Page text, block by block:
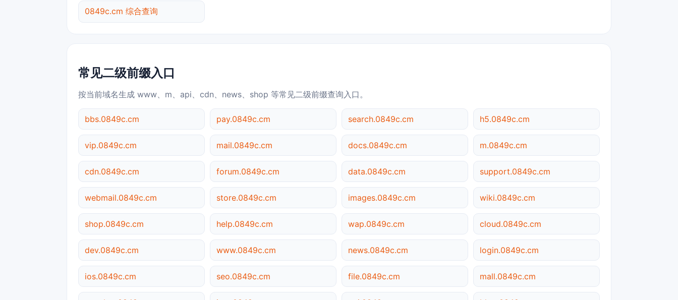
0849c.cm 综合查询
常见二级前缀入口
按当前域名生成 www、m、api、cdn、news、shop 等常见二级前缀查询入口。
bbs.0849c.cm pay.0849c.cm search.0849c.cm h5.0849c.cm
vip.0849c.cm mail.0849c.cm docs.0849c.cm m.0849c.cm
cdn.0849c.cm forum.0849c.cm data.0849c.cm support.0849c.cm
webmail.0849c.cm store.0849c.cm images.0849c.cm wiki.0849c.cm
shop.0849c.cm help.0849c.cm wap.0849c.cm cloud.0849c.cm
dev.0849c.cm www.0849c.cm news.0849c.cm login.0849c.cm
ios.0849c.cm seo.0849c.cm file.0849c.cm mall.0849c.cm